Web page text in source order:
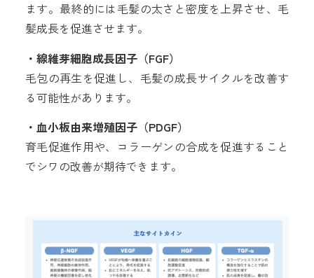
ます。最終的には毛髪の太さと密度を上昇させ、毛
髪成長を促進させます。
・線維芽細胞成長因子（FGF）
毛包の再生を促進し、毛髪の成長サイクルを改善す
る可能性があります。
・血小板由来増殖因子（PDGF）
育毛促進作用や、コラーゲンの合成を促進すること
でシワの改善が期待できます。